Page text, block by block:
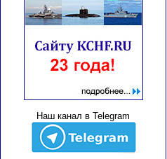
Наш канал в Telegram